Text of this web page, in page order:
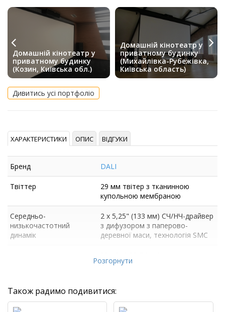
Домашній кінотеатр у
приватному будинку
(Козин, Київська обл.)
Домашній кінотеатр у
приватному будинку
(Михайлівка-Рубежівка,
Київська область)
Дивитись усі портфоліо
ХАРАКТЕРИСТИКИ ОПИС ВІДГУКИ
Бренд DALI
Твіттер
29 мм твітер з тканинною
купольною мембраною
Середньо-
низькочастотний
динамік
2 х 5,25" (133 мм) СЧ/НЧ-драйвер
з дифузором з паперово-
деревної маси, технологія SMC
Розгорнути
Також радимо подивитися: